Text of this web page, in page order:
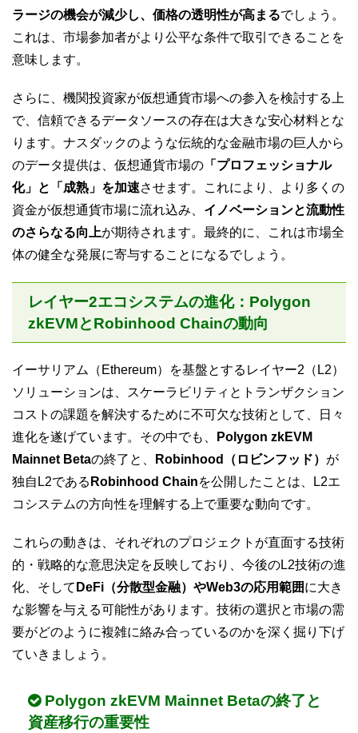
ラージの機会が減少し、価格の透明性が高まるでしょう。
これは、市場参加者がより公平な条件で取引できることを
意味します。
さらに、機関投資家が仮想通貨市場への参入を検討する上
で、信頼できるデータソースの存在は大きな安心材料とな
ります。ナスダックのような伝統的な金融市場の巨人から
のデータ提供は、仮想通貨市場の 「プロフェッショナル
化」と「成熟」を加速させます。これにより、より多くの
資金が仮想通貨市場に流れ込み、 イノベーションと流動性
のさらなる向上が期待されます。最終的に、これは市場全
体の健全な発展に寄与することになるでしょう。
レイヤー2エコシステムの進化：Polygon
zkEVMとRobinhood Chainの動向
イーサリアム（Ethereum）を基盤とするレイヤー2（L2）
ソリューションは、スケーラビリティとトランザクション
コストの課題を解決するために不可欠な技術として、日々
進化を遂げています。その中でも、
Polygon zkEVM
Mainnet Betaの終了と、 Robinhood（ロビンフッド） が
独自L2である Robinhood Chainを公開したことは、L2エ
コシステムの方向性を理解する上で重要な動向です。
これらの動きは、それぞれのプロジェクトが直面する技術
的・戦略的な意思決定を反映しており、今後のL2技術の進
化、そして DeFi（分散型金融）やWeb3の応用範囲に大き
な影響を与える可能性があります。技術の選択と市場の需
要がどのように複雑に絡み合っているのかを深く掘り下げ
ていきましょう。
Polygon zkEVM Mainnet Betaの終了と
資産移行の重要性